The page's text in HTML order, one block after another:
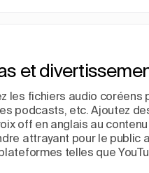
et
les fichiers audio coréens
podcasts, etc. Ajoutez
off en anglais au
attrayant pour le public
telles que